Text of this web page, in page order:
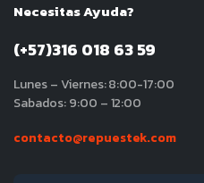
Necesitas Ayuda?
(+57)316 018 63 59
Lunes – Viernes: 8:00-17:00
Sabados: 9:00 – 12:00
contacto@repuestek.com